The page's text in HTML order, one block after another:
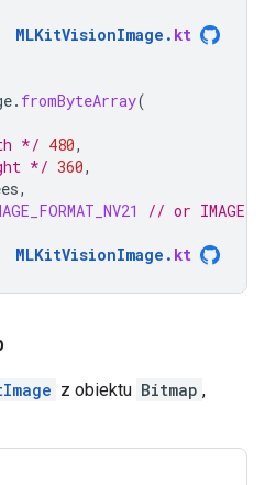
MLKitVisionImage . kt
. fromByteArray(
*/ 480,
*/ 360,
,
// or
MLKitVisionImage . kt
z obiektu Bitmap ,